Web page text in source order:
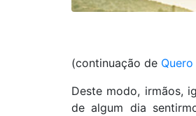
(continuação de
Deste modo, irmãos,
de algum dia